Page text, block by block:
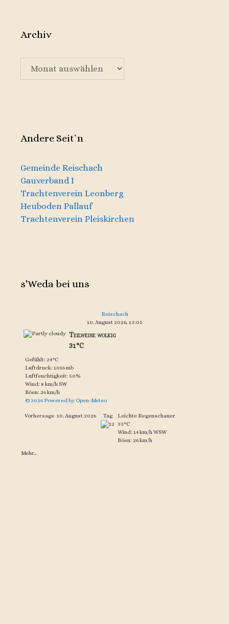
Archiv
Archiv
Andere Seit`n
Gemeinde Reischach
Gauverband I
Trachtenverein Leonberg
Heuboden Pallauf
Trachtenverein Pleiskirchen
s'Weda bei uns
Reischach
10. August 2026, 13:05
Teilweise wolkig
31°C
Gefühlt: 24°C
Luftdruck: 1016 mb
Luftfeuchtigkeit: 50%
Wind: 8 km/h SW
Böen: 26 km/h
© 2026 Powered by Open-Meteo
Vorhersage 10. August 2026 Tag
Leichte Regenschauer
33°C
Wind: 14 km/h WSW
Böen: 26 km/h
Mehr...